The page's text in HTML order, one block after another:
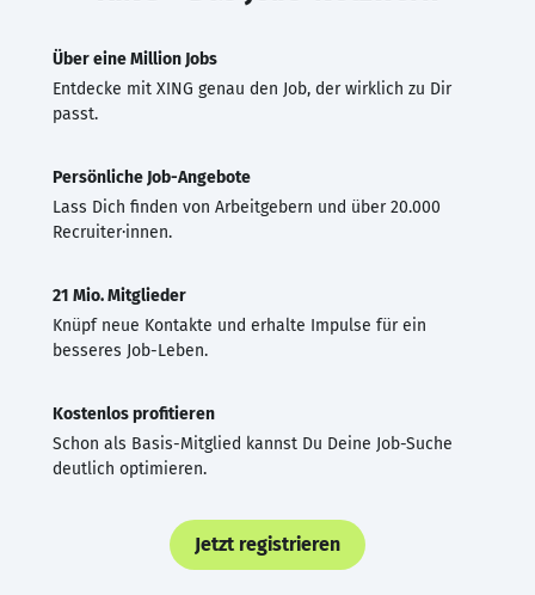
Über eine Million Jobs
Entdecke mit XING genau den Job, der wirklich zu Dir
passt.
Persönliche Job-Angebote
Lass Dich finden von Arbeitgebern und über 20.000
Recruiter·innen.
21 Mio. Mitglieder
Knüpf neue Kontakte und erhalte Impulse für ein
besseres Job-Leben.
Kostenlos profitieren
Schon als Basis-Mitglied kannst Du Deine Job-Suche
deutlich optimieren.
Jetzt registrieren